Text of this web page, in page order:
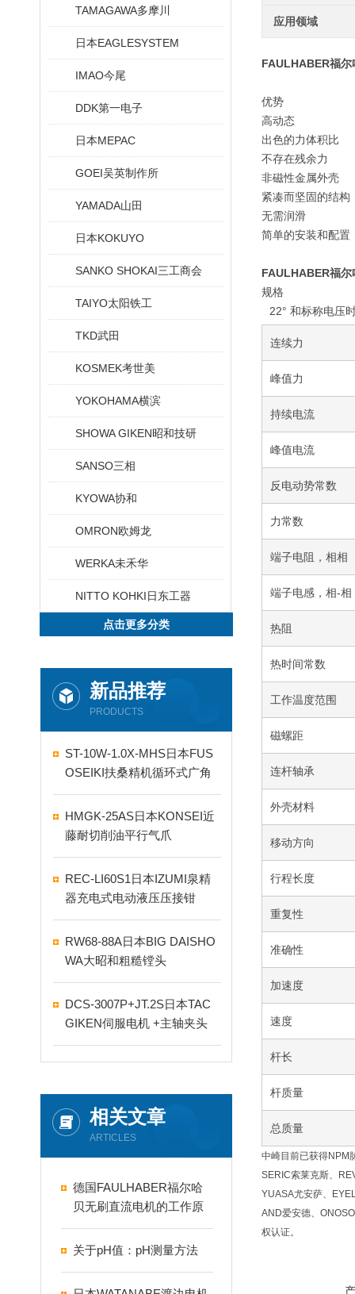
TAMAGAWA多摩川
日本EAGLESYSTEM
IMAO今尾
DDK第一电子
日本MEPAC
GOEI吴英制作所
YAMADA山田
日本KOKUYO
SANKO SHOKAI三工商会
TAIYO太阳铁工
TKD武田
KOSMEK考世美
YOKOHAMA横滨
SHOWA GIKEN昭和技研
SANSO三相
KYOWA协和
OMRON欧姆龙
WERKA未禾华
NITTO KOHKI日东工器
点击更多分类
新品推荐
PRODUCTS
ST-10W-1.0X-MHS日本FUS
OSEIKI扶桑精机循环式广角
自动喷嘴
HMGK-25AS日本KONSEI近
藤耐切削油平行气爪
REC-LI60S1日本IZUMI泉精
器充电式电动液压压接钳
RW68-88A日本BIG DAISHO
WA大昭和粗糙镗头
DCS-3007P+JT.2S日本TAC
GIKEN伺服电机 +主轴夹头
相关文章
ARTICLES
德国FAULHABER福尔哈
贝无刷直流电机的工作原
理
关于pH值：pH测量方法
应用领域
FAULHABER福
优势
高动态
出色的力体积比
不存在残余力
非磁性金属外壳
紧凑而坚固的结构
无需润滑
简单的安装和配置
FAULHABER福
规格
22° 和标称电压
连续力
峰值力
持续电流
峰值电流
反电动势常数
力常数
端子电阻，相相
端子电感，相-相
热阻
热时间常数
工作温度范围
磁螺距
连杆轴承
外壳材料
移动方向
行程长度
重复性
准确性
加速度
速度
杆长
杆质量
总质量
中崎目前已获得NPM
SERIC索莱克斯、
YUASA尤安萨、
AND爱安德、
权认证。